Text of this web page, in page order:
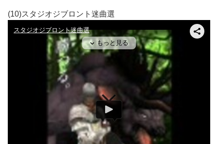
(10)スタジオジブロント迷曲選